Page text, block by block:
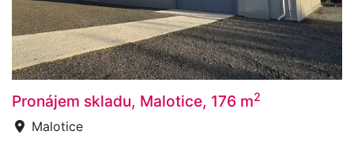
Pronájem skladu, Malotice, 176 m2
Malotice